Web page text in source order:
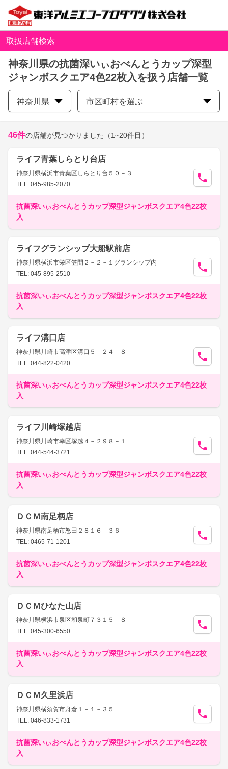
取扱店舗検索
神奈川県の抗菌深いぃおべんとうカップ深型
ジャンボスクエア4色22枚入を扱う店舗一覧
神奈川県 市区町村を選ぶ
46件の店舗が見つかりました （1~20件目）
ライフ青葉しらとり台店
神奈川県横浜市青葉区しらとり台５０－３
TEL: 045-985-2070
抗菌深いぃおべんとうカップ深型ジャンボスクエア4色22枚
入
ライフグランシップ大船駅前店
神奈川県横浜市栄区笠間２－２－１グランシップ内
TEL: 045-895-2510
抗菌深いぃおべんとうカップ深型ジャンボスクエア4色22枚
入
ライフ溝口店
神奈川県川崎市高津区溝口５－２４－８
TEL: 044-822-0420
抗菌深いぃおべんとうカップ深型ジャンボスクエア4色22枚
入
ライフ川崎塚越店
神奈川県川崎市幸区塚越４－２９８－１
TEL: 044-544-3721
抗菌深いぃおべんとうカップ深型ジャンボスクエア4色22枚
入
ＤＣＭ南足柄店
神奈川県南足柄市怒田２８１６－３６
TEL: 0465-71-1201
抗菌深いぃおべんとうカップ深型ジャンボスクエア4色22枚
入
ＤＣＭひなた山店
神奈川県横浜市泉区和泉町７３１５－８
TEL: 045-300-6550
抗菌深いぃおべんとうカップ深型ジャンボスクエア4色22枚
入
ＤＣＭ久里浜店
神奈川県横須賀市舟倉１－１－３５
TEL: 046-833-1731
抗菌深いぃおべんとうカップ深型ジャンボスクエア4色22枚
入